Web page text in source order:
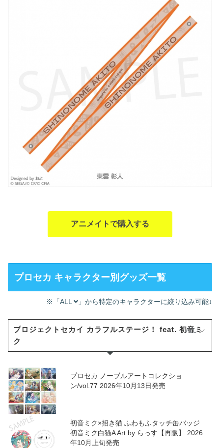
アニメイトで購入する
プロセカ キャラクター別グッズ一覧
※「ALL 」から特定のキャラクターに絞り込み可能↓
プロジェクトセカイ カラフルステージ！ feat. 初音ミ
ク
ALL
プロセカ ノーブルアートコレクショ
ン/vol.77 2026年10月13日発売
初音ミク×招き猫 ふわもふタッチ缶バッジ
初音ミク白猫A Art by らっす【再販】 2026
年10月上旬発売